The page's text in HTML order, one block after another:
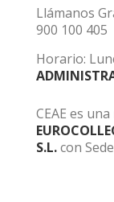
Llámanos
900 100 405
Horario:
CEAE es
S.L.con